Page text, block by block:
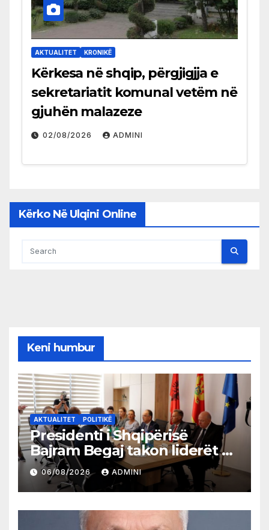
AKTUALITET KRONIKË
Kërkesa në shqip, përgjigjja e
sekretariatit komunal vetëm në
gjuhën malazeze
02/08/2026 ADMINI
Kërko Në Ulqini Online
Keni humbur
AKTUALITET POLITIKË
Presidenti i Shqipërisë
Bajram Begaj takon liderët e
partive shqiptare në Ulqin
06/08/2026 ADMINI